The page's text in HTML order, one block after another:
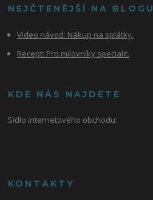
NEJČTENĚJŠÍ NA BLOGU
Video návod: Nákup na splátky.
Recept: Pro milovníky specialit.
KDE NÁS NAJDETE
Sídlo internetového obchodu:
KONTAKTY